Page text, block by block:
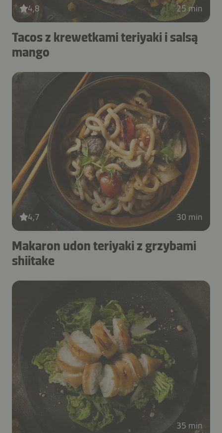
4,8 25 min
Tacos z krewetkami teriyaki i salsą
mango
4,7 30 min
Makaron udon teriyaki z grzybami
shiitake
35 min